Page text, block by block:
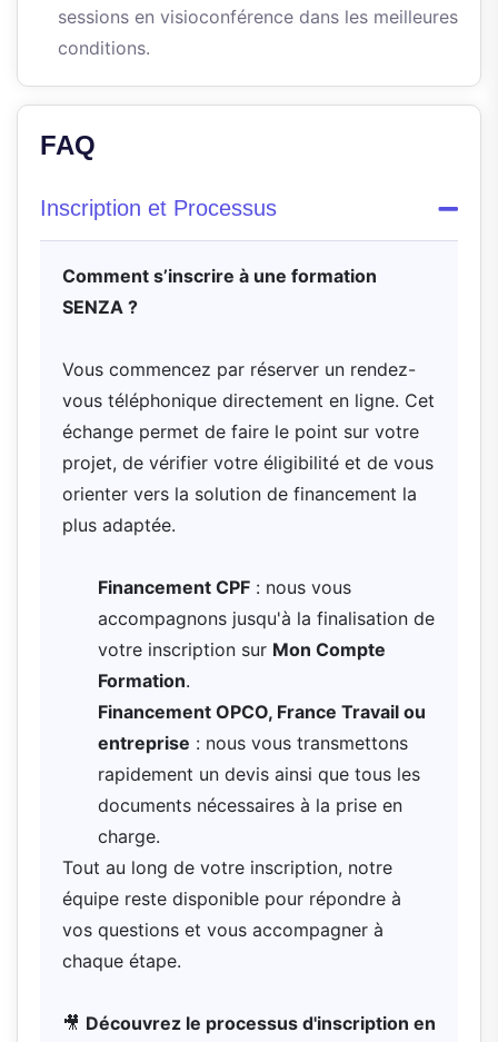
sessions en visioconférence dans les meilleures
conditions.
FAQ
Inscription et Processus
Comment s’inscrire à une formation
SENZA ?
Vous commencez par réserver un rendez-
vous téléphonique directement en ligne. Cet
échange permet de faire le point sur votre
projet, de vérifier votre éligibilité et de vous
orienter vers la solution de financement la
plus adaptée.
Financement CPF : nous vous
accompagnons jusqu'à la finalisation de
votre inscription sur Mon Compte
Formation.
Financement OPCO, France Travail ou
entreprise : nous vous transmettons
rapidement un devis ainsi que tous les
documents nécessaires à la prise en
charge.
Tout au long de votre inscription, notre
équipe reste disponible pour répondre à
vos questions et vous accompagner à
chaque étape.
🎥 Découvrez le processus d'inscription en